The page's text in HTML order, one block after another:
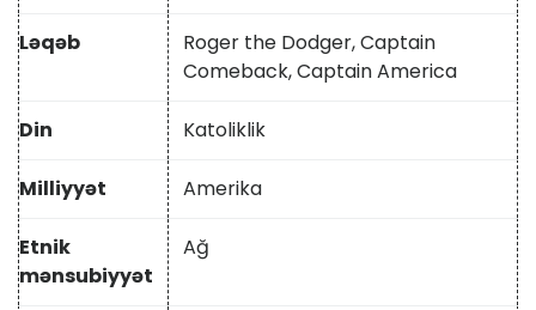
Ləqəb
Roger the Dodger, Captain
Comeback, Captain America
Din Katoliklik
Milliyyət Amerika
Etnik
mənsubiyyət
Ağ